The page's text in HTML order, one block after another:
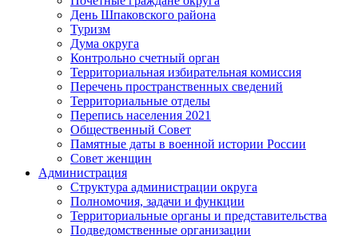
День Шпаковского района
Туризм
Дума округа
Контрольно счетный орган
Территориальная избирательная комиссия
Перечень пространственных сведений
Территориальные отделы
Перепись населения 2021
Общественный Совет
Памятные даты в военной истории России
Совет женщин
Администрация
Структура администрации округа
Полномочия, задачи и функции
Территориальные органы и представительства
Подведомственные организации